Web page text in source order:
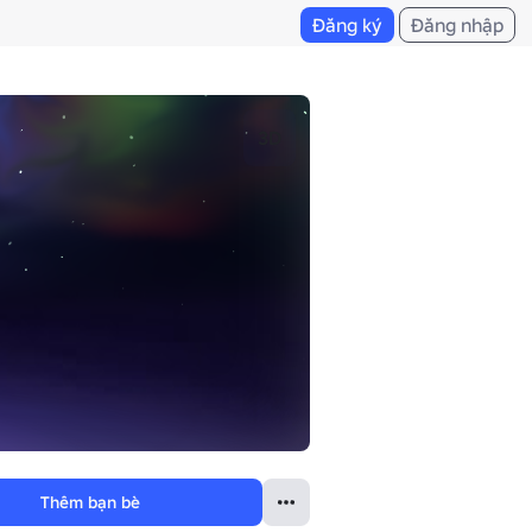
Đăng ký Đăng nhập
Thêm bạn bè